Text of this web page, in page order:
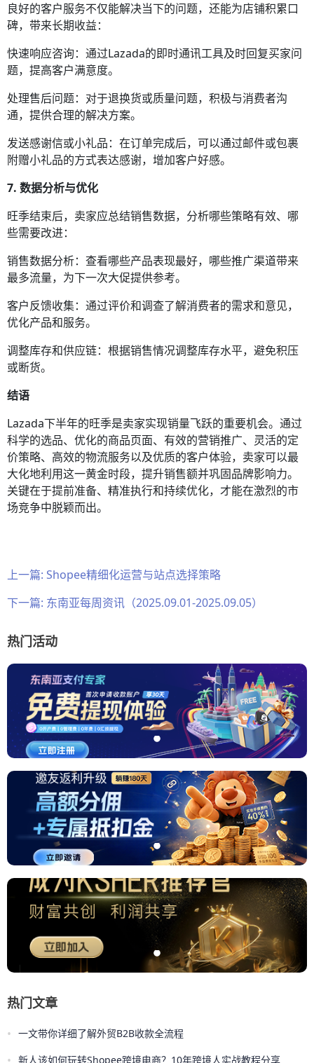
良好的客户服务不仅能解决当下的问题，还能为店铺积累口
碑，带来长期收益：
快速响应咨询：通过Lazada的即时通讯工具及时回复买家问
题，提高客户满意度。
处理售后问题：对于退换货或质量问题，积极与消费者沟
通，提供合理的解决方案。
发送感谢信或小礼品：在订单完成后，可以通过邮件或包裹
附赠小礼品的方式表达感谢，增加客户好感。
7. 数据分析与优化
旺季结束后，卖家应总结销售数据，分析哪些策略有效、哪
些需要改进：
销售数据分析：查看哪些产品表现最好，哪些推广渠道带来
最多流量，为下一次大促提供参考。
客户反馈收集：通过评价和调查了解消费者的需求和意见，
优化产品和服务。
调整库存和供应链：根据销售情况调整库存水平，避免积压
或断货。
结语
Lazada下半年的旺季是卖家实现销量飞跃的重要机会。通过
科学的选品、优化的商品页面、有效的营销推广、灵活的定
价策略、高效的物流服务以及优质的客户体验，卖家可以最
大化地利用这一黄金时段，提升销售额并巩固品牌影响力。
关键在于提前准备、精准执行和持续优化，才能在激烈的市
场竞争中脱颖而出。
上一篇: Shopee精细化运营与站点选择策略
下一篇: 东南亚每周资讯（2025.09.01-2025.09.05）
热门活动
热门文章
• 一文带你详细了解外贸B2B收款全流程
新人该如何玩转Shopee跨境电商？10年跨境人实战教程分享